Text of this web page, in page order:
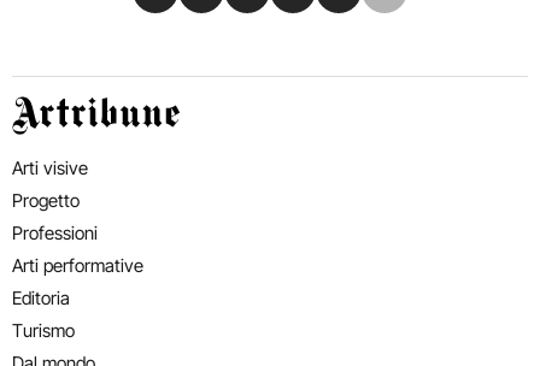
Artribune
Arti visive
Progetto
Professioni
Arti performative
Editoria
Turismo